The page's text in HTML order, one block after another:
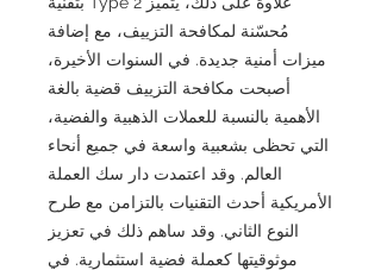
مُحسّنة لمكافحة التزييف، مع إضافة
ميزات أمنية جديدة. في السنوات الأخيرة،
أصبحت مكافحة التزييف قضية بالغة
الأهمية بالنسبة للعملات الذهبية والفضية،
التي تحظى بشعبية واسعة في جميع أنحاء
العالم. وقد اعتمدت دار سك العملة
الأمريكية أحدث التقنيات بالتزامن مع طرح
النوع الثاني. وقد ساهم ذلك في تعزيز
موثوقيتها كعملة فضية استثمارية. في